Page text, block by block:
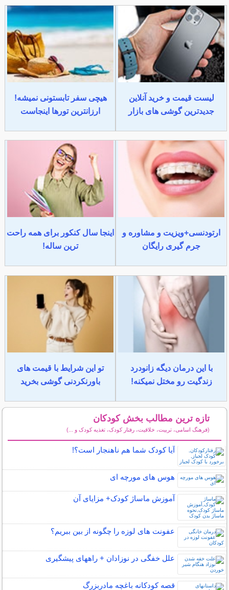
لیست قیمت و خرید آنلاین
جدیدترین گوشی های بازار
هیچی سفر تابستونی نمیشه!
ارزانترین تورها اینجاست
ارتودنسی+ویزیت و مشاوره و
جرم گیری رایگان
اینجا سال کنکور برای همه راحت
ترین ساله!
با این درمان دیگه زانودرد
زندگیت رو مختل نمیکنه!
تو این شرایط با قیمت های
باورنکردنی گوشی بخرید
تازه ترین مطالب بخش کودکان
(فرهنگ اسامی، تربیت، خلاقیت، رفتار کودک، تغذیه کودک و ...)
آیا کودک شما هم ناهنجار است؟!
هوس های مورچه ای
آموزش ماساژ کودک+ مزایای آن
عفونت های لوزه را چگونه از بین ببریم؟
علل خفگی در نوزادان + راههای پیشگیری
قصه کودکانه باغچه مادربزرگ